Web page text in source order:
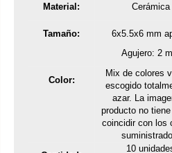
Material: Cerámica
Tamaño: 6x5.5x6 mm
Agujero: 2
Color:
Mix de colores
escogido
azar. La
producto no
coincidir con los
10